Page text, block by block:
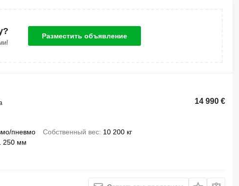
Разместить объявление
14 990 €
пневмо Собственный вес 10 200 кг
250 мм